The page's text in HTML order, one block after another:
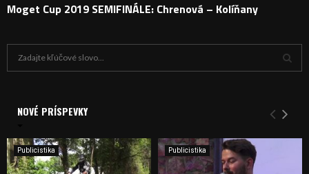
Moget Cup 2019 SEMIFINÁLE: Chrenová – Kolíňany
i
e
:
Y
H
NOVÉ PRÍSPEVKY
Publicistika Publicistika